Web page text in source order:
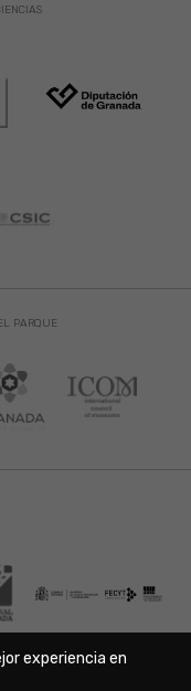
PARQUE
experiencia en